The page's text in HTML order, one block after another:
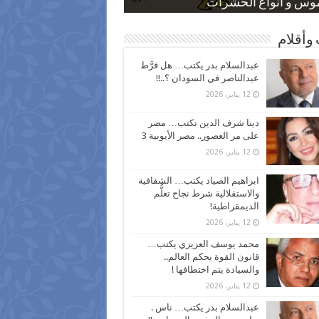
و أنواع الحشرات
بعد ارتفاع الأسعار
نسبة الطلاق في مصر
كاركاتيرية
كاركاتيرية
وأقلام
عبدالسلام بدر يكتب… هل فرَّط
عبدالناصر في السودان ؟..!!
12 يناير، 2026
دينا شرف الدين تكتب… مصر
على مر العصور.. مصر الأيوبية 3
12 يناير، 2026
ابراهيم الصياد يكتب… الشفافية
والاستقلالية شرط نجاح تعلُّم
الديمقراطية!
12 يناير، 2026
محمد يوسف العزيزي يكتب…
قانون القوة يحكم العالم..
والسيادة يتم اختطافها !
12 يناير، 2026
عبدالسلام بدر يكتب… ناس .